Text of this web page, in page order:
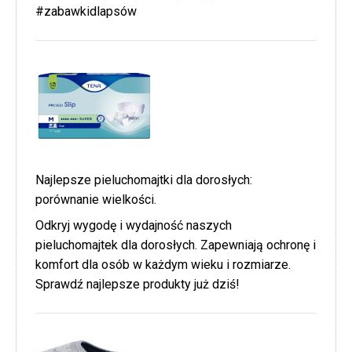
#zabawkidlapsów
Najlepsze pieluchomajtki dla dorosłych:
porównanie wielkości.
Odkryj wygodę i wydajność naszych
pieluchomajtek dla dorosłych. Zapewniają ochronę i
komfort dla osób w każdym wieku i rozmiarze.
Sprawdź najlepsze produkty już dziś!